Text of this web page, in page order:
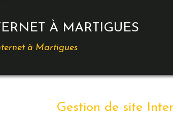
À MARTIGUES
à Martigues
Gestion de site